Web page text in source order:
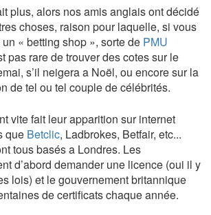
plus, alors nos amis anglais ont décidé
choses, raison pour laquelle, si vous
« betting shop », sorte de PMU
pas rare de trouver des cotes sur le
s’il neigera a Noël, ou encore sur la
de tel ou tel couple de célébrités.
vite fait leur apparition sur internet
que Betclic, Ladbrokes, Betfair, etc...
tous basés a Londres. Les
d’abord demander une licence (oui il y
lois) et le gouvernement britannique
de certificats chaque année.